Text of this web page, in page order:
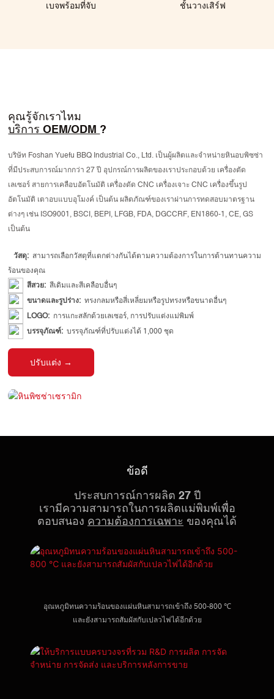
เบจพร้อมที่จับ
ชั้นวางเสิร์ฟ
คุณรู้จักเราไหม
บริการ OEM/ODM ?
บริษัท Foshan Yuefu BBQ Industrial Co., Ltd. เป็นผู้ผลิตและจำหน่ายหินอบพิซซ่า
ที่มีประสบการณ์มากกว่า 27 ปี อุปกรณ์การผลิตของเราประกอบด้วย เครื่องตัด
เลเซอร์ สายการเคลือบอัตโนมัติ เครื่องดัด CNC เครื่องเจาะ CNC เครื่องขึ้นรูป
อัตโนมัติ เตาอบแบบอุโมงค์ เป็นต้น ผลิตภัณฑ์ของเราผ่านการทดสอบมาตรฐาน
ต่างๆ เช่น ISO9001, BSCI, BEPI, LFGB, FDA, DGCCRF, EN1860-1, CE, GS
เป็นต้น
วัสดุ: สามารถเลือกวัสดุที่แตกต่างกันได้ตามความต้องการในการต้านทานความ
ร้อนของคุณ
สีสวย: สีเดิมและสีเคลือบอื่นๆ
ขนาดและรูปร่าง: ทรงกลมหรือสี่เหลี่ยมหรือรูปทรงหรือขนาดอื่นๆ
LOGO: การแกะสลักด้วยเลเซอร์, การปรับแต่งแม่พิมพ์
บรรจุภัณฑ์: บรรจุภัณฑ์ที่ปรับแต่งได้ 1,000 ชุด
ปรับแต่ง →
ข้อดี
ประสบการณ์การผลิต 27 ปี
เรามีความสามารถในการผลิตแม่พิมพ์เพื่อ
ตอบสนอง ความต้องการเฉพาะ ของคุณได้
อุณหภูมิทนความร้อนของแผ่นหินสามารถเข้าถึง 500-800 ℃
และยังสามารถสัมผัสกับเปลวไฟได้อีกด้วย